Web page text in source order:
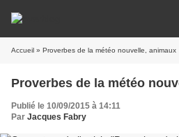
Accueil » Proverbes de la météo nouvelle, animaux
Proverbes de la météo
Publié le 10/09/2015 à 14:11
Par Jacques Fabry